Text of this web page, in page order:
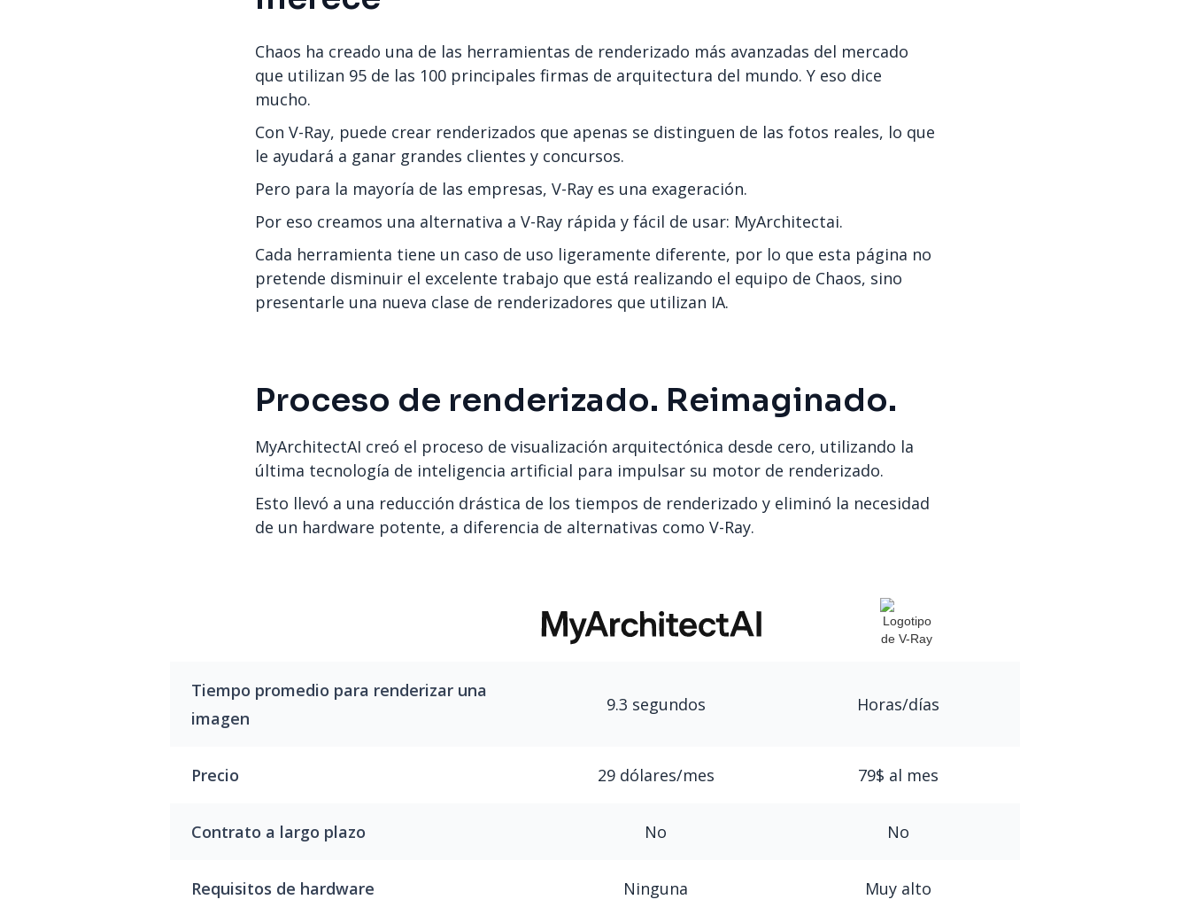
Chaos ha creado una de las herramientas de renderizado más avanzadas del mercado
que utilizan 95 de las 100 principales firmas de arquitectura del mundo. Y eso dice
mucho.
Con V-Ray, puede crear renderizados que apenas se distinguen de las fotos reales, lo que
le ayudará a ganar grandes clientes y concursos.
Pero para la mayoría de las empresas, V-Ray es una exageración.
Por eso creamos una alternativa a V-Ray rápida y fácil de usar: MyArchitectai.
Cada herramienta tiene un caso de uso ligeramente diferente, por lo que esta página no
pretende disminuir el excelente trabajo que está realizando el equipo de Chaos, sino
presentarle una nueva clase de renderizadores que utilizan IA.
Proceso de renderizado. Reimaginado.
MyArchitectAI creó el proceso de visualización arquitectónica desde cero, utilizando la
última tecnología de inteligencia artificial para impulsar su motor de renderizado.
Esto llevó a una reducción drástica de los tiempos de renderizado y eliminó la necesidad
de un hardware potente, a diferencia de alternativas como V-Ray.
Tiempo promedio para renderizar una
imagen
9.3 segundos Horas/días
Precio 29 dólares/mes 79$ al mes
Contrato a largo plazo No No
Requisitos de hardware Ninguna Muy alto